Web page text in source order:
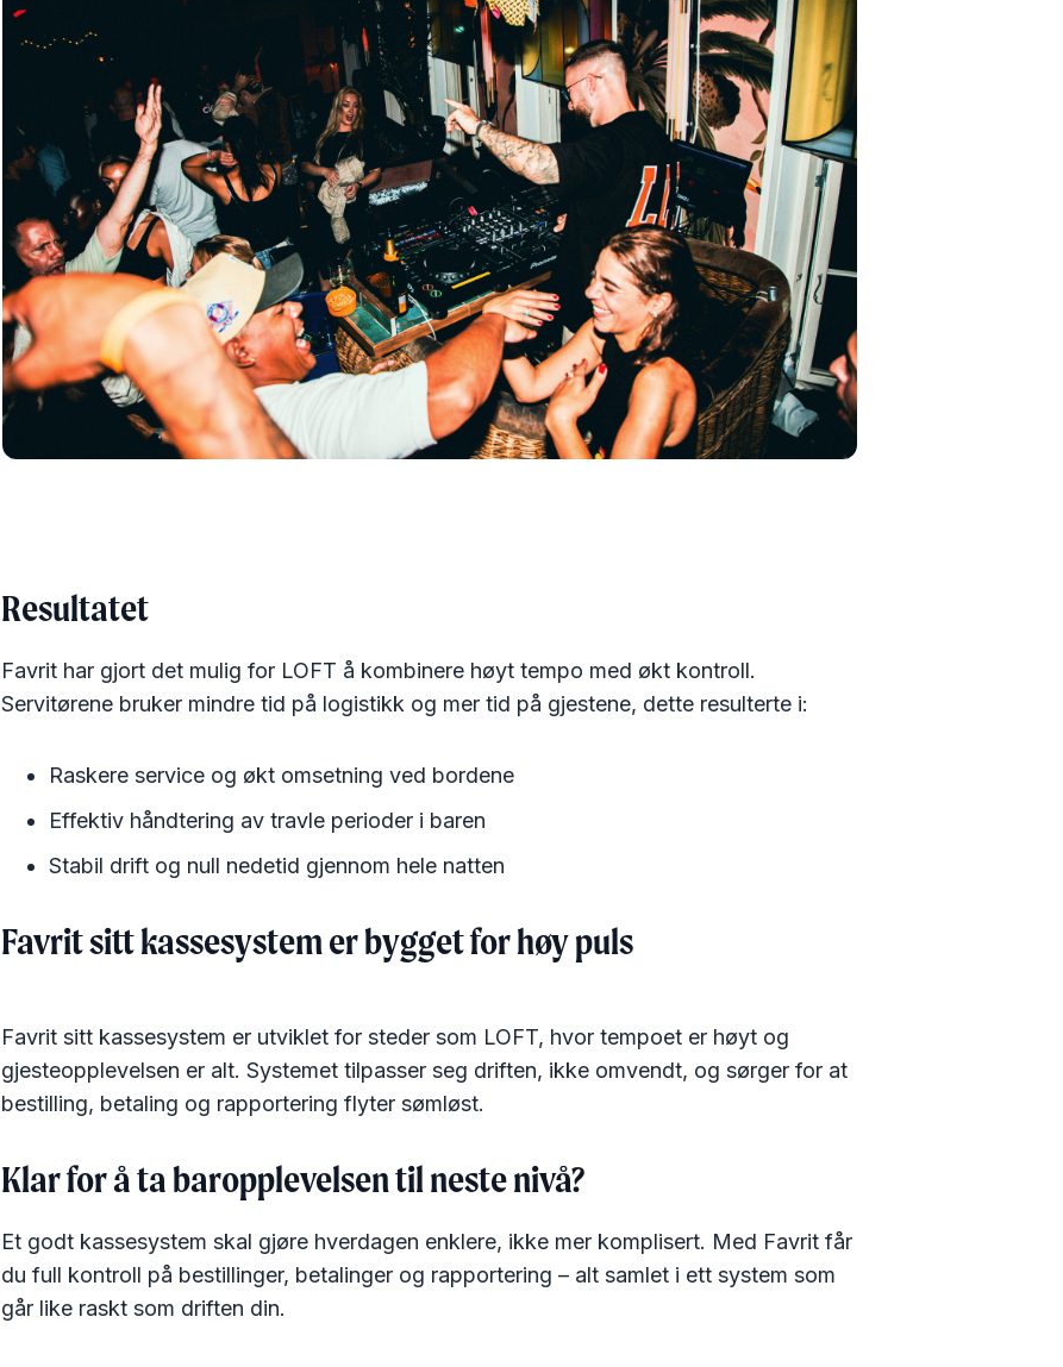
Resultatet
Favrit har gjort det mulig for LOFT å kombinere høyt tempo med økt kontroll.
Servitørene bruker mindre tid på logistikk og mer tid på gjestene, dette resulterte i:
Raskere service og økt omsetning ved bordene
Effektiv håndtering av travle perioder i baren
Stabil drift og null nedetid gjennom hele natten
Favrit sitt kassesystem er bygget for høy puls
Favrit sitt kassesystem er utviklet for steder som LOFT, hvor tempoet er høyt og
gjesteopplevelsen er alt. Systemet tilpasser seg driften, ikke omvendt, og sørger for at
bestilling, betaling og rapportering flyter sømløst.
Klar for å ta baropplevelsen til neste nivå?
Et godt kassesystem skal gjøre hverdagen enklere, ikke mer komplisert. Med Favrit får
du full kontroll på bestillinger, betalinger og rapportering – alt samlet i ett system som
går like raskt som driften din.